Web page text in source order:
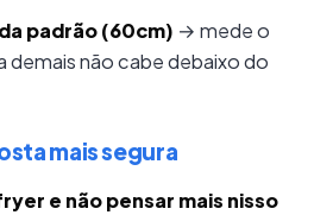
padrão (60cm) → mede o
demais não cabe debaixo do
mais segura
e não pensar mais nisso